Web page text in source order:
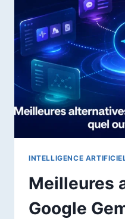
INTELLIGENCE
Meilleures
Google